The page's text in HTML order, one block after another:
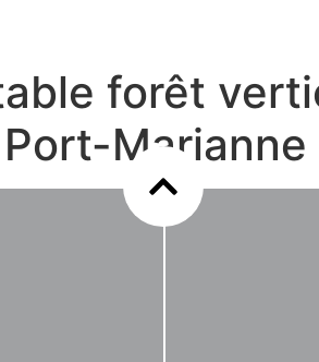
forêt
Marianne